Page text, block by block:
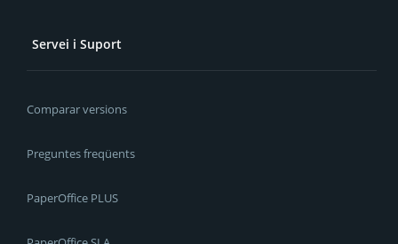
Servei i Suport
Comparar versions
Preguntes freqüents
PaperOffice PLUS